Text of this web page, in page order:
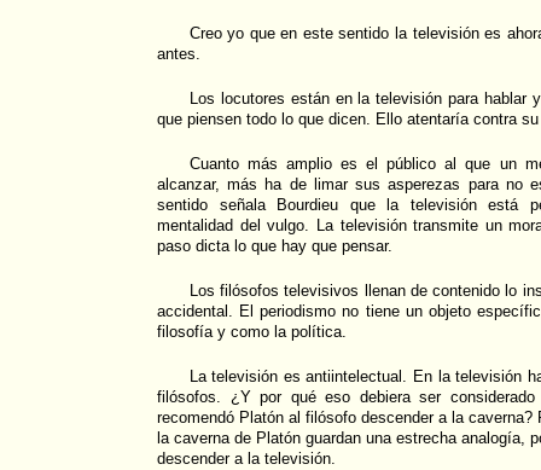
Creo yo que en este sentido la televisión es
antes.
Los locutores están en la televisión para hablar
que piensen todo lo que dicen. Ello atentaría contra
Cuanto más amplio es el público al que un
alcanzar, más ha de limar sus asperezas para no
sentido señala Bourdieu que la televisión está
mentalidad del vulgo. La televisión transmite un
paso dicta lo que hay que pensar.
Los filósofos televisivos llenan de contenido lo
accidental. El periodismo no tiene un objeto
filosofía y como la política.
La televisión es antiintelectual. En la televisión
filósofos. ¿Y por qué eso debiera ser
recomendó Platón al filósofo descender a la
la caverna de Platón guardan una estrecha analogía,
descender a la televisión.